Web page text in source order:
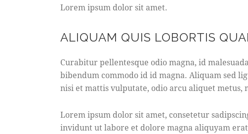
Lorem ipsum dolor sit amet.
ALIQUAM QUIS LOBORTIS
Curabitur pellentesque odio magna, id
bibendum commodo id id magna. Aliquam sed
nisi et mattis vulputate, odio arcu aliquet metus,
Lorem ipsum dolor sit amet, consetetur
invidunt ut labore et dolore magna aliquyam